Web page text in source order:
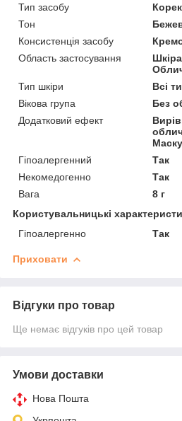
Тип засобу
Тон
Консистенція засобу
Область застосування
Тип шкіри
Всі
Вікова група
Без
Додатковий ефект
Гіпоалергенний
Так
Некомедогенно
Так
Вага
8 г
Користувальницькі
Гіпоалергенно
Так
Приховати
Відгуки про товар
Ще немає відгуків про цей товар
Умови доставки
Нова Пошта